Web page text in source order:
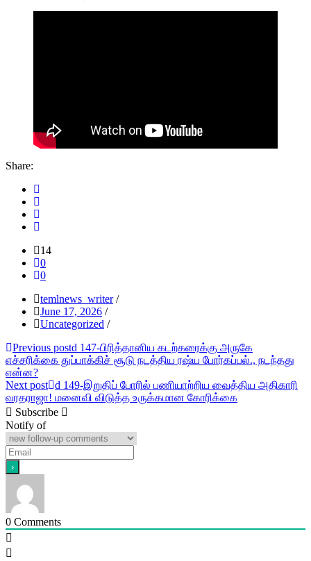
Share:
14
0
0
temlnews_writer /
June 17, 2026 /
Uncategorized /
Post
navigation
Previous postd 147-பிரித்தானிய கடற்கரைக்கு அருகே
எச்சரிக்கை துப்பாக்கிச் சூடு நடத்திய ரஷ்ய போர்கப்பல்., நடந்தது
என்ன?
Next post d 149-இறுதிப் போரில் பணியாற்றிய வைத்திய அதிகாரி
வரதராஜா! மனைவி விடுத்த உருக்கமான கோரிக்கை
Subscribe
Notify of
0 Comments